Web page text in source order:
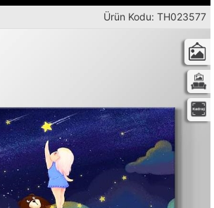
Ürün Kodu: TH023577